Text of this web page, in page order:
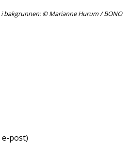
i bakgrunnen: © Marianne Hurum / BONO
post)